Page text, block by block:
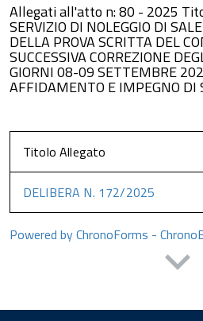
Allegati all'atto n: 80 - 2025
SERVIZIO DI NOLEGGIO DI
DELLA PROVA SCRITTA DEL
SUCCESSIVA CORREZIONE
GIORNI 08-09 SETTEMBRE
AFFIDAMENTO E IMPEGNO DI
Titolo Allegato
DELIBERA N. 172/2025
Powered by ChronoForms -